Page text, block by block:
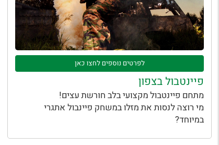
לפרטים נוספים לחצו כאן
פיינטבול בצפון
מתחם פיינטבול מקצועי בלב חורשת עצים!
מי רוצה לנסות את מזלו במשחק פיינבול אתגרי
במיוחד?